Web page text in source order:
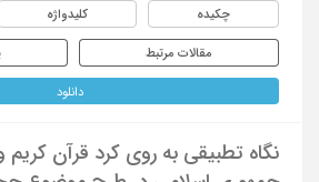
چکیده کلیدواژه
مقالات مرتبط
دانلود
نگاه تطبیقی به روی کرد قرآن